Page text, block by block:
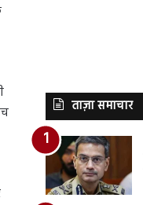
ताज़ा समाचार